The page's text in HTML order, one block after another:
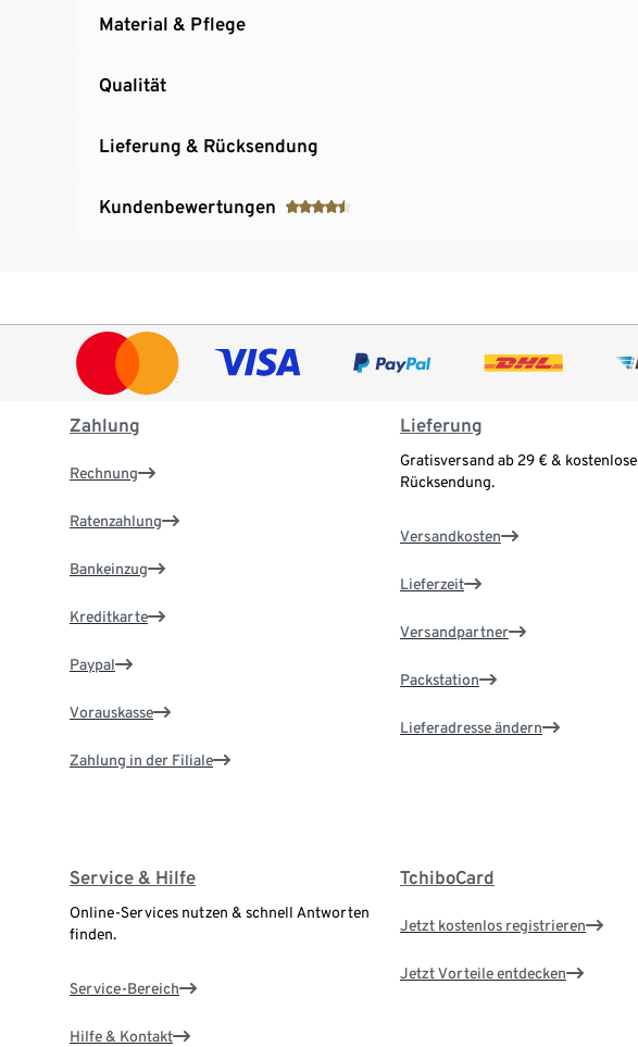
Material & Pflege
Qualität
Lieferung & Rücksendung
Kundenbewertungen
Zahlung
Rechnung
Ratenzahlung
Bankeinzug
Kreditkarte
Paypal
Vorauskasse
Zahlung in der Filiale
Lieferung
Gratisversand ab 29 € & kostenlose
Rücksendung.
Versandkosten
Lieferzeit
Versandpartner
Packstation
Lieferadresse ändern
Service & Hilfe
Online-Services nutzen & schnell Antworten
finden.
Service-Bereich
Hilfe & Kontakt
TchiboCard
Jetzt kostenlos registrieren
Jetzt Vorteile entdecken